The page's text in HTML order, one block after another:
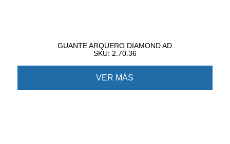
GUANTE ARQUERO DIAMOND AD
SKU: 2.70.36
VER MÁS